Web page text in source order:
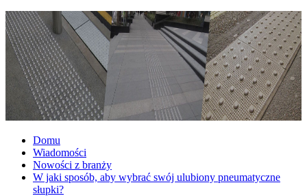
Domu
Wiadomości
Nowości z branży
W jaki sposób, aby wybrać swój ulubiony pneumatyczne
słupki?